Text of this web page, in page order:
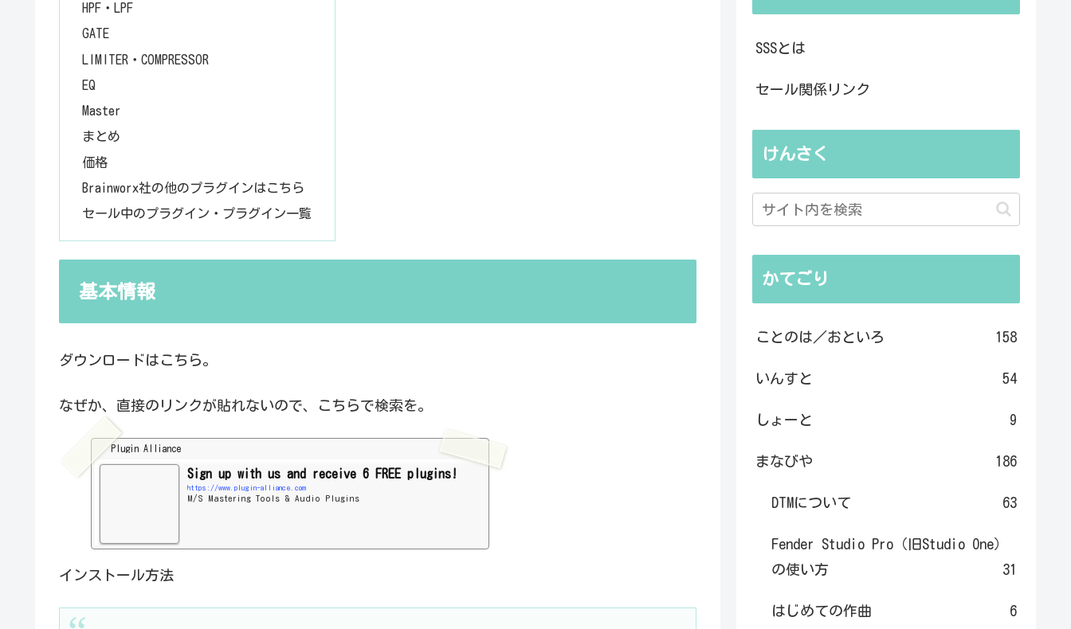
HPF・LPF
GATE
LIMITER・COMPRESSOR
EQ
Master
まとめ
価格
Brainworx社の他のプラグインはこちら
セール中のプラグイン・プラグイン一覧
基本情報
ダウンロードはこちら。
なぜか、直接のリンクが貼れないので、こちらで検索を。
Plugin Alliance
Sign up with us and receive 6 FREE plugins!
https://www.plugin-alliance.com
M/S Mastering Tools & Audio Plugins
インストール方法
SSSとは
セール関係リンク
けんさく
かてごり
ことのは／おといろ 158
いんすと 54
しょーと 9
まなびや 186
DTMについて 63
Fender Studio Pro（旧Studio One）
の使い方
31
はじめての作曲 6